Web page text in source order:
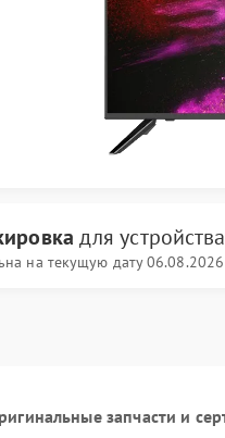
для
на текущую дату 06.08.2026
запчасти и